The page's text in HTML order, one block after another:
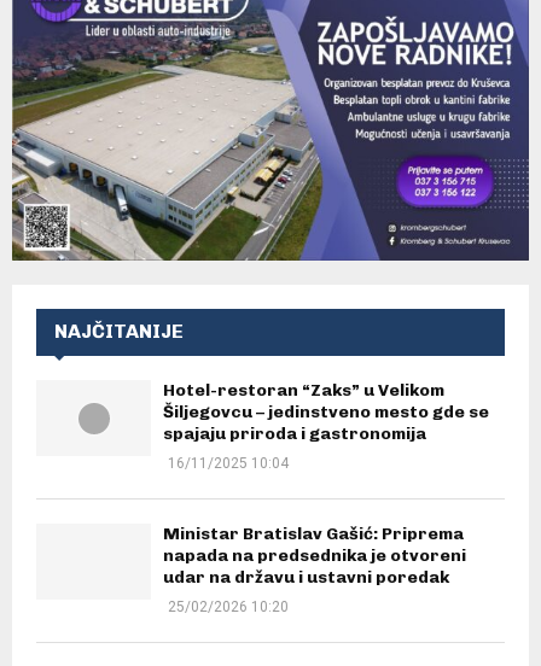
NAJČITANIJE
Hotel-restoran “Zaks” u Velikom
Šiljegovcu – jedinstveno mesto gde se
spajaju priroda i gastronomija
16/11/2025 10:04
Ministar Bratislav Gašić: Priprema
napada na predsednika je otvoreni
udar na državu i ustavni poredak
25/02/2026 10:20